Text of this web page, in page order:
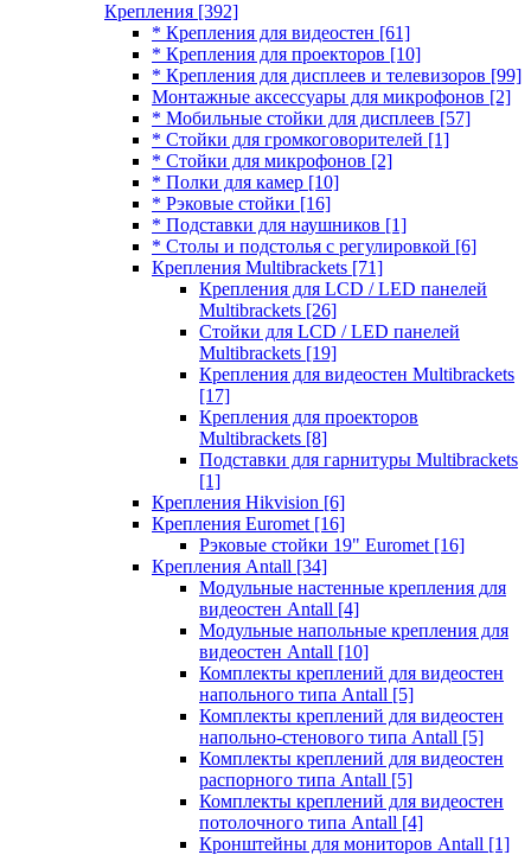
Крепления [392]
* Крепления для видеостен [61]
* Крепления для проекторов [10]
* Крепления для дисплеев и телевизоров [99]
Монтажные аксессуары для микрофонов [2]
* Мобильные стойки для дисплеев [57]
* Стойки для громкоговорителей [1]
* Стойки для микрофонов [2]
* Полки для камер [10]
* Рэковые стойки [16]
* Подставки для наушников [1]
* Столы и подстолья с регулировкой [6]
Крепления Multibrackets [71]
Крепления для LCD / LED панелей
Multibrackets [26]
Стойки для LCD / LED панелей
Multibrackets [19]
Крепления для видеостен Multibrackets
[17]
Крепления для проекторов
Multibrackets [8]
Подставки для гарнитуры Multibrackets
[1]
Крепления Hikvision [6]
Крепления Euromet [16]
Рэковые стойки 19" Euromet [16]
Крепления Antall [34]
Модульные настенные крепления для
видеостен Antall [4]
Модульные напольные крепления для
видеостен Antall [10]
Комплекты креплений для видеостен
напольного типа Antall [5]
Комплекты креплений для видеостен
напольно-стенового типа Antall [5]
Комплекты креплений для видеостен
распорного типа Antall [5]
Комплекты креплений для видеостен
потолочного типа Antall [4]
Кронштейны для мониторов Antall [1]